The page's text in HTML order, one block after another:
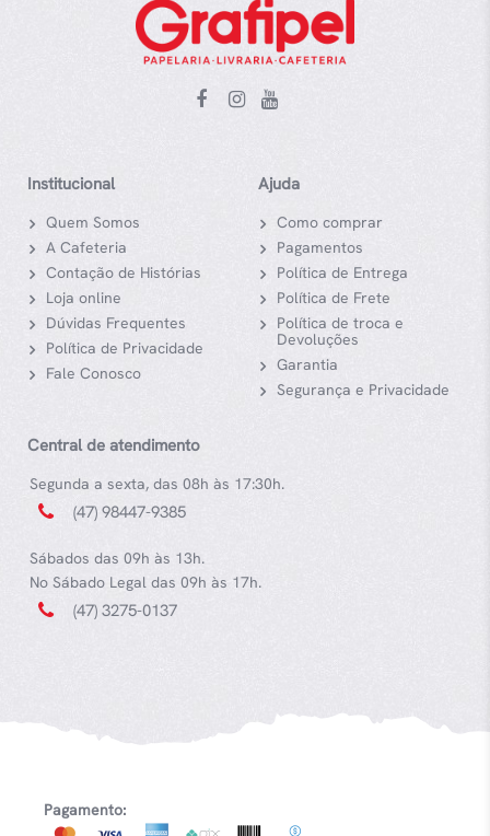
Institucional
Quem Somos
A Cafeteria
Contação de Histórias
Loja online
Dúvidas Frequentes
Política de Privacidade
Fale Conosco
Ajuda
Como comprar
Pagamentos
Política de Entrega
Política de Frete
Política de troca e
Devoluções
Garantia
Segurança e Privacidade
Central de atendimento
Segunda a sexta, das 08h às 17:30h.
(47) 98447-9385
Sábados das 09h às 13h.
No Sábado Legal das 09h às 17h.
(47) 3275-0137
Pagamento: